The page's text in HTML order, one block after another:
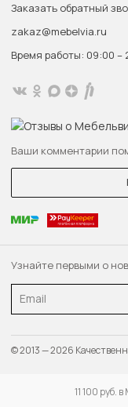
11 100 руб.
Узнайте первыми о
Заказать обратный
zakaz@mebelvia.ru
Время работы: 09:00 –
Ваши комментарии
© 2013 — 2026